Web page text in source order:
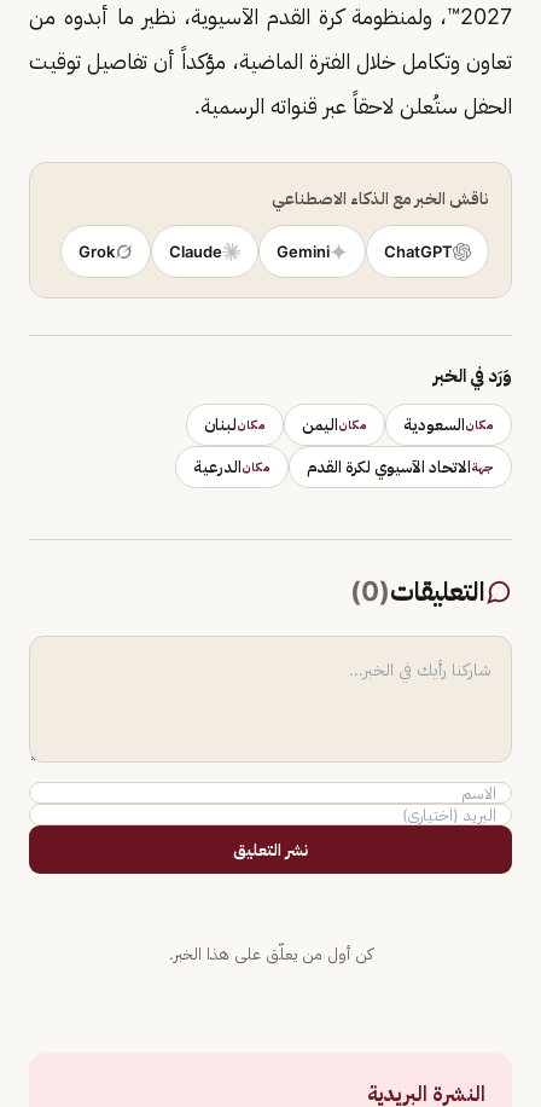
2027™️، ولمنظومة كرة القدم الآسيوية، نظير ما أبدوه من
تعاون وتكامل خلال الفترة الماضية، مؤكداً أن تفاصيل توقيت
الحفل ستُعلن لاحقاً عبر قنواته الرسمية.
ناقش الخبر مع الذكاء الاصطناعي
ChatGPT
Gemini
Claude
Grok
وَرَد في الخبر
مكانالسعودية مكاناليمن مكانلبنان
جهةالاتحاد الآسيوي لكرة القدم مكانالدرعية
التعليقات(
0
)
نشر التعليق
كن أول من يعلّق على هذا الخبر.
النشرة البريدية